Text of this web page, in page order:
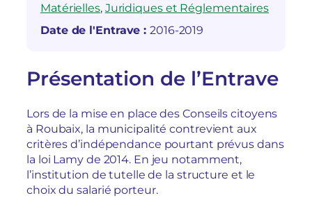
Matérielles, Juridiques et Réglementaires
Date de l'Entrave : 2016-2019
Présentation de l’Entrave
Lors de la mise en place des Conseils citoyens
à Roubaix, la municipalité contrevient aux
critères d’indépendance pourtant prévus dans
la loi Lamy de 2014. En jeu notamment,
l’institution de tutelle de la structure et le
choix du salarié porteur.